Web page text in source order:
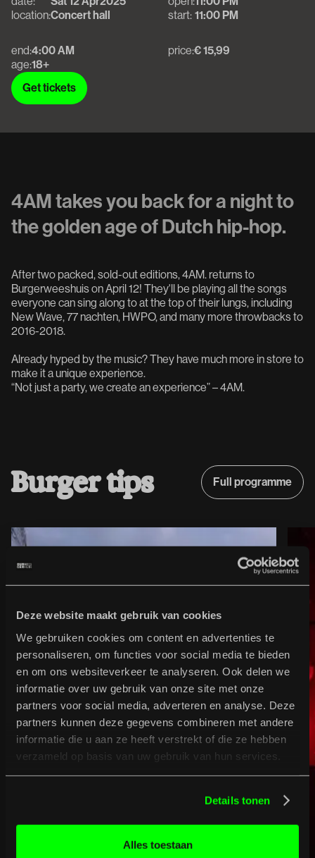
Deze website maakt gebruik van cookies
We gebruiken cookies om content en advertenties te
personaliseren, om functies voor social media te bieden
en om ons websiteverkeer te analyseren. Ook delen we
informatie over uw gebruik van onze site met onze
partners voor social media, adverteren en analyse. Deze
partners kunnen deze gegevens combineren met andere
informatie die u aan ze heeft verstrekt of die ze hebben
verzameld op basis van uw gebruik van hun services.
Details tonen
Alles toestaan
location:Concert hall
start: 11:00 PM
end:
age:
4:00 AM
18+
price:€ 15,99
Get tickets
4AM takes you back for a night to
the golden age of Dutch hip-hop.
After two packed, sold-out editions, 4AM. returns to
Burgerweeshuis on April 12! They'll be playing all the songs
everyone can sing along to at the top of their lungs, including
New Wave, 77 nachten, HWPO, and many more throwbacks to
2016-2018.
Already hyped by the music? They have much more in store to
make it a unique experience.
“Not just a party, we create an experience” – 4AM.
Burger tips
Full programme